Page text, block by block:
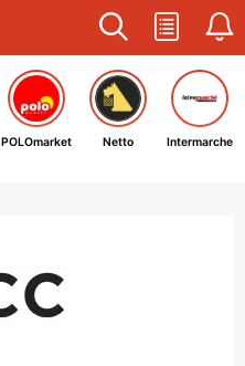
POLOmarket Netto Intermarche